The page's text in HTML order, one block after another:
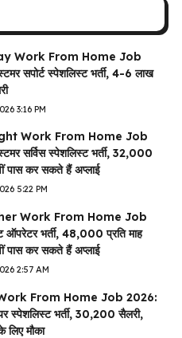
Work From Home Job
सपोर्ट स्पेशलिस्ट भर्ती, 4-6 लाख
3:16 PM
Work From Home Job
सर्विस स्पेशलिस्ट भर्ती, ₹32,000
पास कर सकते हैं अप्लाई
5:22 PM
Work From Home Job
भर्ती, ₹48,000 प्रति माह
पास कर सकते हैं अप्लाई
2:57 AM
From Home Job 2026:
स्पेशलिस्ट भर्ती, ₹30,200 सैलरी,
लिए मौका